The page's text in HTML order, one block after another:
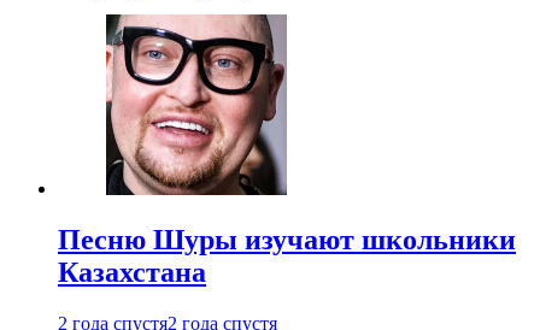
Песню Шуры изучают школьники
Казахстана
2 года спустя2 года спустя